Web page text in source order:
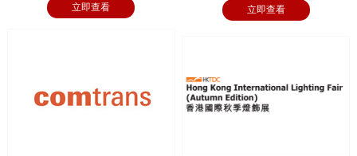
易促进委员会厦门市委员会、厦门国际
立即查看
立即查看